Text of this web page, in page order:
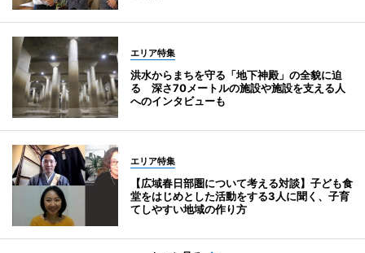
エリア特集
洪水からまちを守る「地下神殿」の全貌に迫
る 深さ70メートルの施設や施設を支える人
へのインタビューも
エリア特集
【広域春日部圏について考える対談】子ども食
堂をはじめとした活動をする3人に聞く、子育
てしやすい地域の作り方